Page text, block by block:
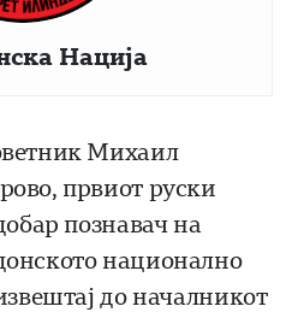
Нација
Михаил
првиот руски
познавач на
национално
до началникот